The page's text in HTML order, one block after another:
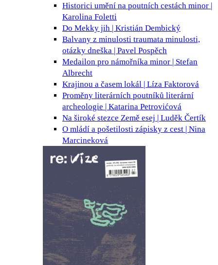
Historici umění na poutních cestách minor |
Karolina Foletti
Do Mekky jih | Kristián Dembický
Balvany z minulosti traumata minulosti,
otázky dneška | Pavel Pospěch
Medailon pro námořníka minor | Stefan
Albrecht
Krajinou a časem lokál | Líza Faktorová
Proměny literárních poutníků literární
archeologie | Katarina Petrovićová
Na široké stezce Země esej | Luděk Čertík
O mládí a pošetilosti zápisky z cest | Nina
Marcineková